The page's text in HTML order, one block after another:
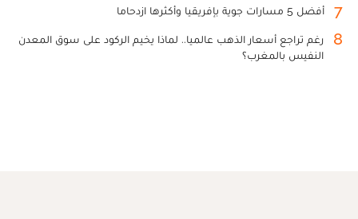
7 أفضل 5 مسارات جوية بإفريقيا وأكثرها ازدحاما
8
رغم تراجع أسعار الذهب عالميا.. لماذا يخيم الركود على سوق المعدن
النفيس بالمغرب؟